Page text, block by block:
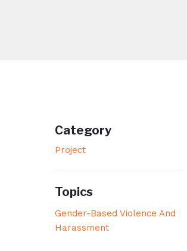
Category
Project
Topics
Gender-Based Violence And
Harassment